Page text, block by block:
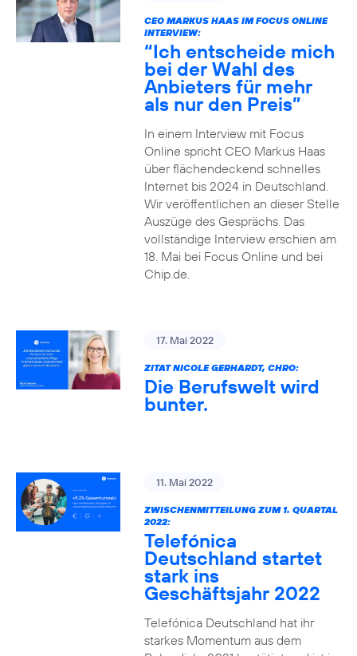
CEO MARKUS HAAS IM FOCUS ONLINE
INTERVIEW:
“Ich entscheide mich
bei der Wahl des
Anbieters für mehr
als nur den Preis”
In einem Interview mit Focus
Online spricht CEO Markus Haas
über flächendeckend schnelles
Internet bis 2024 in Deutschland.
Wir veröffentlichen an dieser Stelle
Auszüge des Gesprächs. Das
vollständige Interview erschien am
18. Mai bei Focus Online und bei
Chip.de.
17. Mai 2022
ZITAT NICOLE GERHARDT, CHRO:
Die Berufswelt wird
bunter.
11. Mai 2022
ZWISCHENMITTEILUNG ZUM 1. QUARTAL
2022:
Telefónica
Deutschland startet
stark ins
Geschäftsjahr 2022
Telefónica Deutschland hat ihr
starkes Momentum aus dem